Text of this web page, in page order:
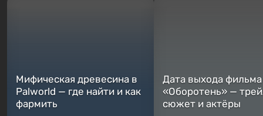
Мифическая древесина в
Palworld — где найти и как
фармить
Дата выхода фильма
«Оборотень» —
сюжет и актёры